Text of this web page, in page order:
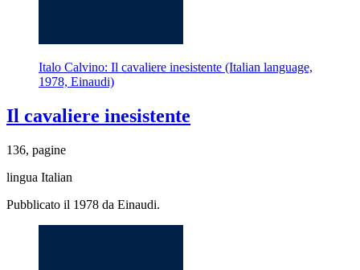
Italo Calvino: Il cavaliere inesistente (Italian language,
1978, Einaudi)
Il cavaliere inesistente
136, pagine
lingua Italian
Pubblicato il 1978 da Einaudi.